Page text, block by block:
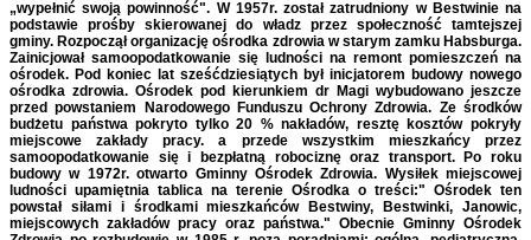
„wypełnić swoją powinność". W 1957r. został zatrudniony w Bestwinie na
podstawie prośby skierowanej do władz przez społeczność tamtejszej
gminy. Rozpoczął organizację ośrodka zdrowia w starym zamku Habsburga.
Zainicjował samoopodatkowanie się ludności na remont pomieszczeń na
ośrodek. Pod koniec lat sześćdziesiątych był inicjatorem budowy nowego
ośrodka zdrowia. Ośrodek pod kierunkiem dr Magi wybudowano jeszcze
przed powstaniem Narodowego Funduszu Ochrony Zdrowia. Ze środków
budżetu państwa pokryto tylko 20 % nakładów, resztę kosztów pokryły
miejscowe zakłady pracy. a przede wszystkim mieszkańcy przez
samoopodatkowanie się i bezpłatną robociznę oraz transport. Po roku
budowy w 1972r. otwarto Gminny Ośrodek Zdrowia. Wysiłek miejscowej
ludności upamiętnia tablica na terenie Ośrodka o treści:" Ośrodek ten
powstał siłami i środkami mieszkańców Bestwiny, Bestwinki, Janowic,
miejscowych zakładów pracy oraz państwa." Obecnie Gminny Ośrodek